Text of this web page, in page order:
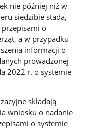
nie później niż w
siedzibie stada,
przepisami o
a w przypadku
informacji o
prowadzonej
2022 r. o systemie
składają
wniosku o nadanie
o systemie